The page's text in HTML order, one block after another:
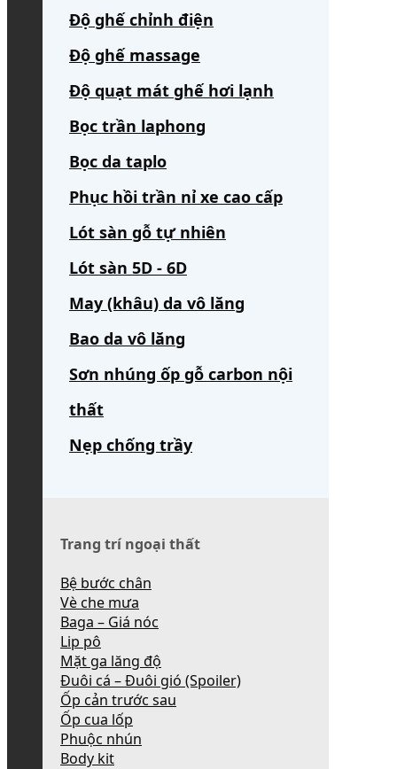
Độ ghế chỉnh điện
Độ ghế massage
Độ quạt mát ghế hơi lạnh
Bọc trần laphong
Bọc da taplo
Phục hồi trần nỉ xe cao cấp
Lót sàn gỗ tự nhiên
Lót sàn 5D - 6D
May (khâu) da vô lăng
Bao da vô lăng
Sơn nhúng ốp gỗ carbon nội
thất
Nẹp chống trầy
Trang trí ngoại thất
Bệ bước chân
Vè che mưa
Baga – Giá nóc
Lip pô
Mặt ga lăng độ
Đuôi cá – Đuôi gió (Spoiler)
Ốp cản trước sau
Ốp cua lốp
Phuộc nhún
Body kit